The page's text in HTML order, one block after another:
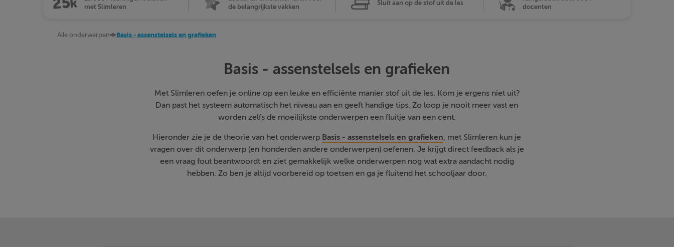
met Slimleren
de belangrijkste vakken
Sluit aan op de stof uit de les
docenten
Alle onderwerpen Basis - assenstelsels en grafieken
Basis - assenstelsels en grafieken
Met Slimleren oefen je online op een leuke en efficiënte manier stof uit de les. Kom je ergens niet uit?
Dan past het systeem automatisch het niveau aan en geeft handige tips. Zo loop je nooit meer vast en
worden zelfs de moeilijkste onderwerpen een fluitje van een cent.
Hieronder zie je de theorie van het onderwerp Basis - assenstelsels en grafieken, met Slimleren kun je
vragen over dit onderwerp (en honderden andere onderwerpen) oefenen. Je krijgt direct feedback als je
een vraag fout beantwoordt en ziet gemakkelijk welke onderwerpen nog wat extra aandacht nodig
hebben. Zo ben je altijd voorbereid op toetsen en ga je fluitend het schooljaar door.